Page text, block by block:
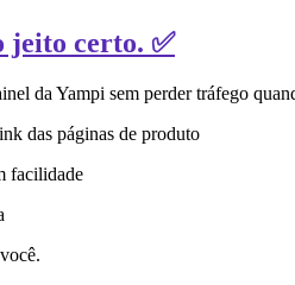
jeito certo. ✅
da Yampi sem perder tráfego
das páginas de produto
facilidade